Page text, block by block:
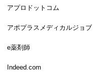
アプロドットコム
アポプラスメディカルジョブ
e薬剤師
Indeed.com